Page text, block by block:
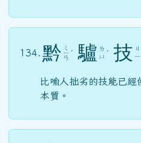
134. 黔 ㄑ
ㄧ
ㄢ
ˊ 驢 ㄌ
ㄩ ˊ 技 ㄐ
ㄧ
比喻人拙劣的技能已經
本質。